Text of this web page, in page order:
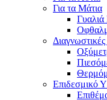
Για τα Μάτια
Επιδεσμικό